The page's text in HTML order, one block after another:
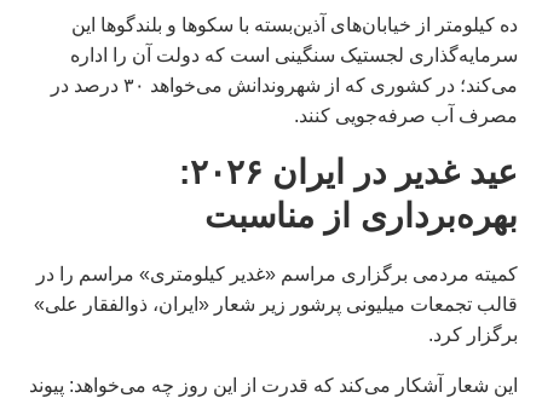
ده کیلومتر از خیابان‌های آذین‌بسته با سکوها و بلندگوها این
سرمایه‌گذاری لجستیک سنگینی است که دولت آن را اداره
می‌کند؛ در کشوری که از شهروندانش می‌خواهد ۳۰ درصد در
مصرف آب صرفه‌جویی کنند.
عید غدیر در ایران ۲۰۲۶:
بهره‌برداری از مناسبت
کمیته مردمی برگزاری مراسم «غدیر کیلومتری» مراسم را در
قالب تجمعات میلیونی پرشور زیر شعار «ایران، ذوالفقار علی»
برگزار کرد.
این شعار آشکار می‌کند که قدرت از این روز چه می‌خواهد: پیوند